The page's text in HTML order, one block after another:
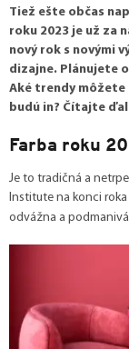
Tiež ešte občas
roku 2023 je už za
nový rok s novými
dizajne. Plánujete
Aké trendy môžete
budú in? Čítajte
Farba roku
Je to tradičná a
Institute na konci
odvážna a podmanivá